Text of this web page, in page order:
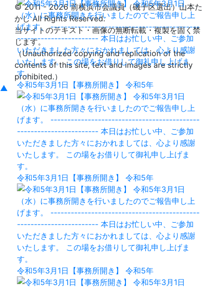
令和5年3月1日【事務所開き】 令和5年
令和5年3月1日【事務所開き】 令和5年
令和5年3月1日【事務所開き】 令和5年
© 2011 - 2026 前横浜市会議員（磯子区選出）山本た
かし All Rights Reserved.
当サイトのテキスト・画像の無断転載・複製を固く禁
じます。
（Unauthorized copying and replication of the
contents of this site, text and images are strictly
prohibited.）
▲